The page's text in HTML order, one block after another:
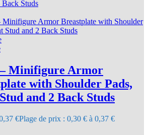
– Minifigure Armor
with Shoulder Pads,
and 2 Back Studs
€Plage de prix : 0,30 € à 0,37 €